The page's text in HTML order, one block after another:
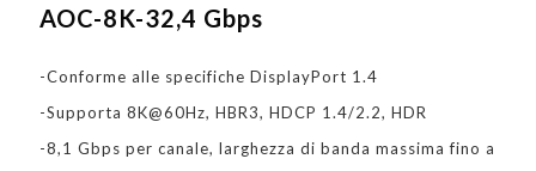
AOC-8K-32,4 Gbps
-Conforme alle specifiche DisplayPort 1.4
-Supporta 8K@60Hz, HBR3, HDCP 1.4/2.2, HDR
-8,1 Gbps per canale, larghezza di banda massima fino a